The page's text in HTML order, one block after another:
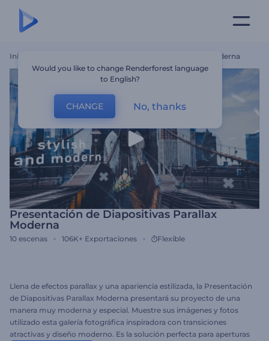
Inicio Presentación De Diapositivas Parallax Moderna
Presentación de Diapositivas Parallax
Moderna
10 escenas 106K+ Exportaciones Flexible
Llena de efectos parallax y una apariencia estilizada, la Presentación
de Diapositivas Parallax Moderna presentará su proyecto de una
manera muy moderna y especial. Muestre sus imágenes y fotos
utilizado esta galería fotográfica inspiradora con transiciones
atractivas y diseño moderno. Es la solución perfecta para aperturas
Would you like to change Renderforest language
to English?
CHANGE No, thanks